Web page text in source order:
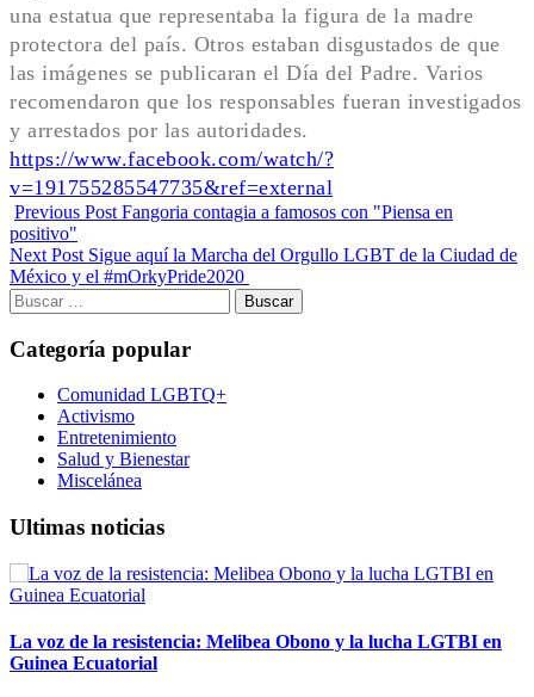
una estatua que representaba la figura de la madre
protectora del país. Otros estaban disgustados de que
las imágenes se publicaran el Día del Padre. Varios
recomendaron que los responsables fueran investigados
y arrestados por las autoridades.
https://www.facebook.com/watch/?
v=191755285547735&ref=external
Previous Post Fangoria contagia a famosos con "Piensa en
positivo"
Next Post Sigue aquí la Marcha del Orgullo LGBT de la Ciudad de
México y el #mOrkyPride2020
Buscar:
Categoría popular
Comunidad LGBTQ+
Activismo
Entretenimiento
Salud y Bienestar
Miscelánea
Ultimas noticias
La voz de la resistencia: Melibea Obono y la lucha LGTBI en
Guinea Ecuatorial